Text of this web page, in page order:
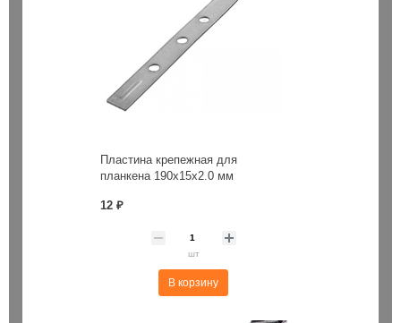
Пластина крепежная для
планкена 190х15х2.0 мм
12 ₽
шт
В корзину